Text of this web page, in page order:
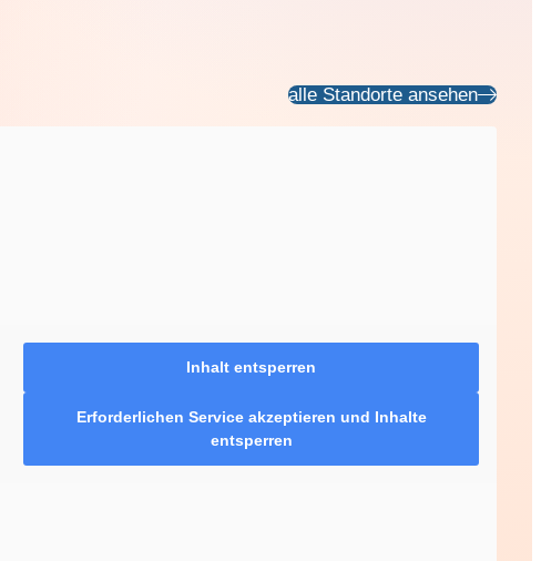
alle Standorte ansehen
Inhalt entsperren
Erforderlichen Service akzeptieren und Inhalte
entsperren